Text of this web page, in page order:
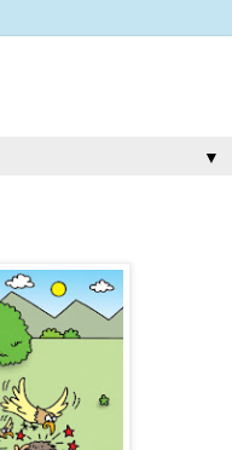
▼